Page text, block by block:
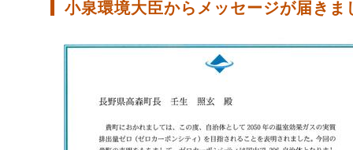
小泉環境大臣からメッセージが届きま